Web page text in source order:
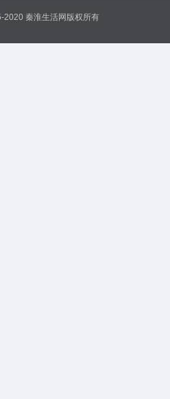
2020 秦淮生活网版权所有